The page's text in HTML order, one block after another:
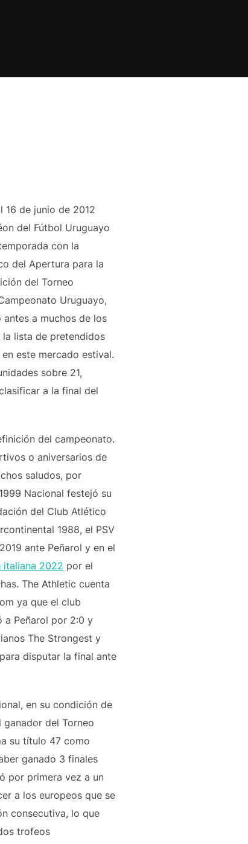
de junio de 2012
del Fútbol Uruguayo
con la
del Apertura para la
del Torneo
Uruguayo,
a muchos de los
la lista de pretendidos
este mercado estival.
sobre 21,
a la final del
del campeonato.
o aniversarios de
saludos, por
Nacional festejó su
del Club Atlético
1988, el PSV
ante Peñarol y en el
italiana 2022 por el
The Athletic cuenta
ya que el club
a Peñarol por 2:0 y
The Strongest y
disputar la final ante
en su condición de
del Torneo
su título 47 como
ganado 3 finales
por primera vez a un
a los europeos que se
consecutiva, lo que
trofeos